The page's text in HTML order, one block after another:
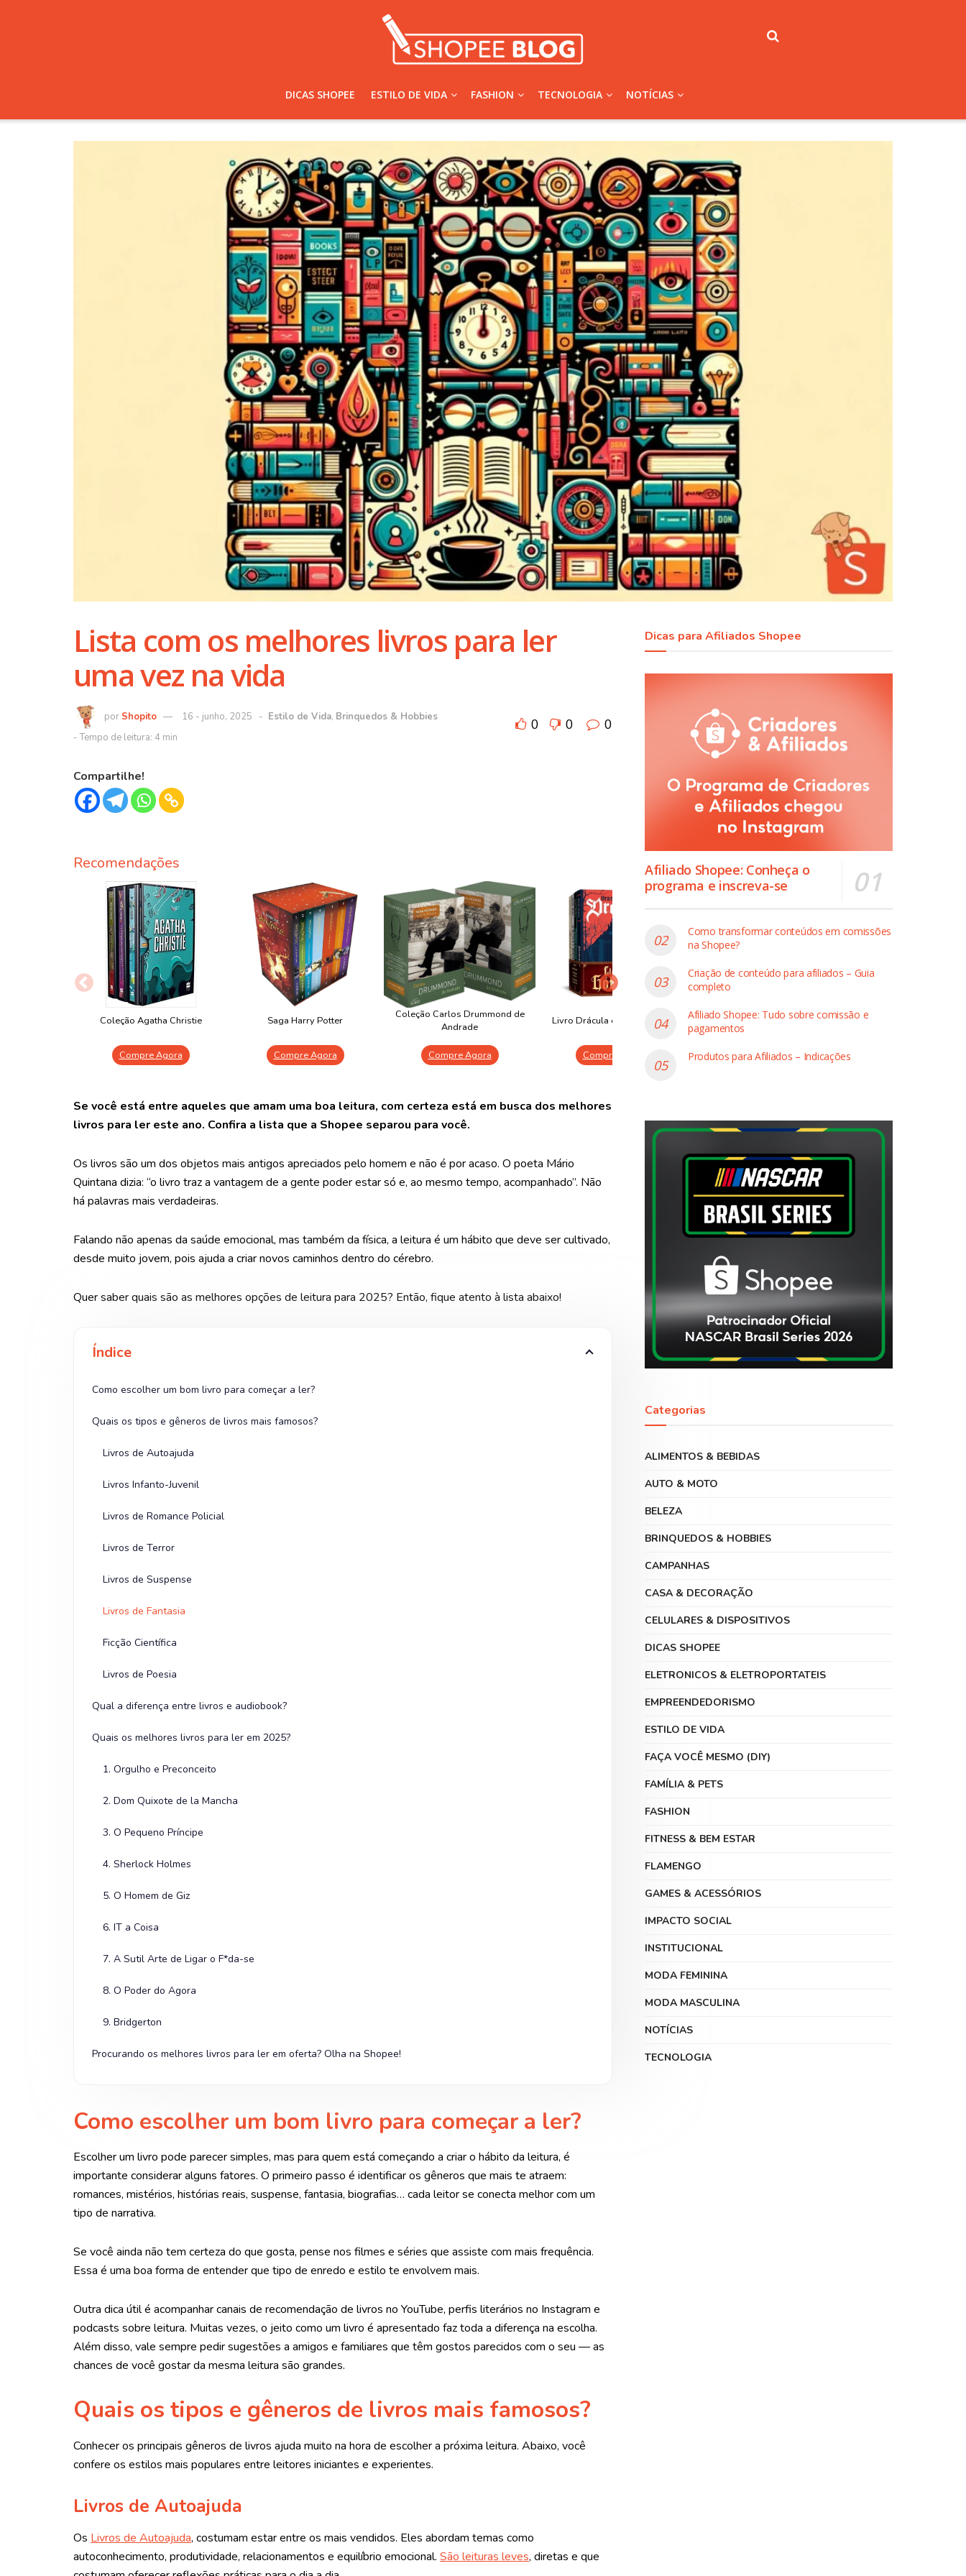
DICAS SHOPEE ESTILO DE VIDA FASHION TECNOLOGIA NOTÍCIAS
Lista com os melhores livros para ler
uma vez na vida
Shopito 16 - junho, 2025 Estilo de Vida, Brinquedos & Hobbies 0 0 0
Compartilhe!
Recomendações
Coleção Agatha Christie
Compre Agora
Saga Harry Potter
Compre Agora
Coleção Carlos Drummond de
Andrade
Compre Agora
Livro Drácula de Bram Stoker
Compre Agora
Livros Lovecraft
Compre Agora
Se você está entre aqueles que amam uma boa leitura, com certeza está em busca dos melhores
livros para ler este ano. Confira a lista que a Shopee separou para você.
Os livros são um dos objetos mais antigos apreciados pelo homem e não é por acaso. O poeta Mário
Quintana dizia: “o livro traz a vantagem de a gente poder estar só e, ao mesmo tempo, acompanhado”. Não
há palavras mais verdadeiras.
Falando não apenas da saúde emocional, mas também da física, a leitura é um hábito que deve ser cultivado,
desde muito jovem, pois ajuda a criar novos caminhos dentro do cérebro.
Quer saber quais são as melhores opções de leitura para 2025? Então, fique atento à lista abaixo!
Índice
Como escolher um bom livro para começar a ler?
Quais os tipos e gêneros de livros mais famosos?
Livros de Autoajuda
Livros Infanto-Juvenil
Livros de Romance Policial
Livros de Terror
Livros de Suspense
Livros de Fantasia
Ficção Científica
Livros de Poesia
Qual a diferença entre livros e audiobook?
Quais os melhores livros para ler em 2025?
1. Orgulho e Preconceito
2. Dom Quixote de la Mancha
3. O Pequeno Príncipe
4. Sherlock Holmes
5. O Homem de Giz
6. IT a Coisa
7. A Sutil Arte de Ligar o F*da-se
8. O Poder do Agora
9. Bridgerton
Procurando os melhores livros para ler em oferta? Olha na Shopee!
Como escolher um bom livro para começar a ler?
Escolher um livro pode parecer simples, mas para quem está começando a criar o hábito da leitura, é
importante considerar alguns fatores. O primeiro passo é identificar os gêneros que mais te atraem:
romances, mistérios, histórias reais, suspense, fantasia, biografias… cada leitor se conecta melhor com um
tipo de narrativa.
Se você ainda não tem certeza do que gosta, pense nos filmes e séries que assiste com mais frequência.
Essa é uma boa forma de entender que tipo de enredo e estilo te envolvem mais.
Outra dica útil é acompanhar canais de recomendação de livros no YouTube, perfis literários no Instagram e
podcasts sobre leitura. Muitas vezes, o jeito como um livro é apresentado faz toda a diferença na escolha.
Além disso, vale sempre pedir sugestões a amigos e familiares que têm gostos parecidos com o seu — as
chances de você gostar da mesma leitura são grandes.
Quais os tipos e gêneros de livros mais famosos?
Conhecer os principais gêneros de livros ajuda muito na hora de escolher a próxima leitura. Abaixo, você
confere os estilos mais populares entre leitores iniciantes e experientes.
Livros de Autoajuda
Os Livros de Autoajuda, costumam estar entre os mais vendidos. Eles abordam temas como
autoconhecimento, produtividade, relacionamentos e equilíbrio emocional. São leituras leves, diretas e que
Dicas para Afiliados Shopee
Afiliado Shopee: Conheça o
programa e inscreva-se
Como transformar conteúdos em comissões
na Shopee?
Criação de conteúdo para afiliados – Guia
completo
Afiliado Shopee: Tudo sobre comissão e
pagamentos
Produtos para Afiliados – Indicações
Categorias
ALIMENTOS & BEBIDAS
AUTO & MOTO
BELEZA
BRINQUEDOS & HOBBIES
CAMPANHAS
CASA & DECORAÇÃO
CELULARES & DISPOSITIVOS
DICAS SHOPEE
ELETRONICOS & ELETROPORTATEIS
EMPREENDEDORISMO
ESTILO DE VIDA
FAÇA VOCÊ MESMO (DIY)
FAMÍLIA & PETS
FASHION
FITNESS & BEM ESTAR
FLAMENGO
GAMES & ACESSÓRIOS
IMPACTO SOCIAL
INSTITUCIONAL
MODA FEMININA
MODA MASCULINA
NOTÍCIAS
TECNOLOGIA